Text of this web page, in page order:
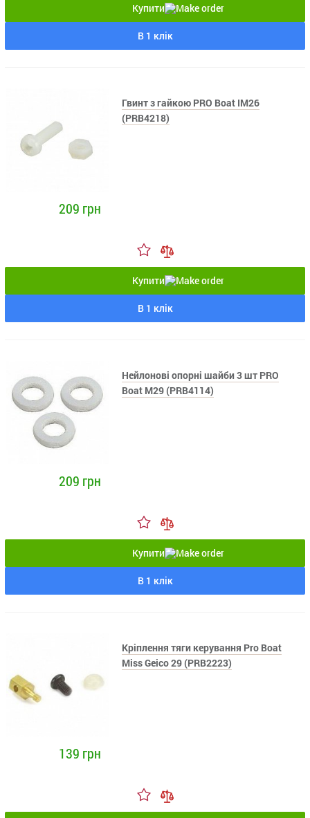
Купити
В 1 клік
Гвинт з гайкою PRO Boat IM26
(PRB4218)
209 грн
Купити
В 1 клік
Нейлонові опорні шайби 3 шт PRO
Boat M29 (PRB4114)
209 грн
Купити
В 1 клік
Кріплення тяги керування Pro Boat
Miss Geico 29 (PRB2223)
139 грн